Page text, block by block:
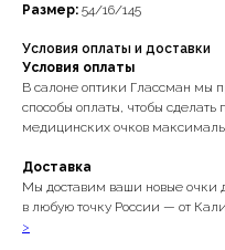
Размер: 54/16/145
Условия оплаты и доставки
Условия оплаты
В салоне оптики Глассман мы
способы оплаты, чтобы
медицинских очков
Доставка
Мы доставим ваши новые очки
в любую точку России — от
>